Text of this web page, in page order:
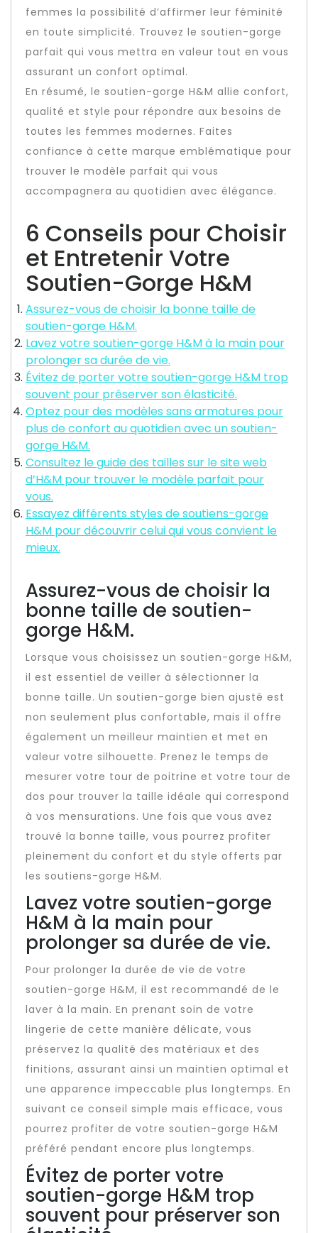
femmes la possibilité d’affirmer leur féminité
en toute simplicité. Trouvez le soutien-gorge
parfait qui vous mettra en valeur tout en vous
assurant un confort optimal.
En résumé, le soutien-gorge H&M allie confort,
qualité et style pour répondre aux besoins de
toutes les femmes modernes. Faites
confiance à cette marque emblématique pour
trouver le modèle parfait qui vous
accompagnera au quotidien avec élégance.
6 Conseils pour Choisir
et Entretenir Votre
Soutien-Gorge H&M
Assurez-vous de choisir la bonne taille de
soutien-gorge H&M.
Lavez votre soutien-gorge H&M à la main pour
prolonger sa durée de vie.
Évitez de porter votre soutien-gorge H&M trop
souvent pour préserver son élasticité.
Optez pour des modèles sans armatures pour
plus de confort au quotidien avec un soutien-
gorge H&M.
Consultez le guide des tailles sur le site web
d’H&M pour trouver le modèle parfait pour
vous.
Essayez différents styles de soutiens-gorge
H&M pour découvrir celui qui vous convient le
mieux.
Assurez-vous de choisir la
bonne taille de soutien-
gorge H&M.
Lorsque vous choisissez un soutien-gorge H&M,
il est essentiel de veiller à sélectionner la
bonne taille. Un soutien-gorge bien ajusté est
non seulement plus confortable, mais il offre
également un meilleur maintien et met en
valeur votre silhouette. Prenez le temps de
mesurer votre tour de poitrine et votre tour de
dos pour trouver la taille idéale qui correspond
à vos mensurations. Une fois que vous avez
trouvé la bonne taille, vous pourrez profiter
pleinement du confort et du style offerts par
les soutiens-gorge H&M.
Lavez votre soutien-gorge
H&M à la main pour
prolonger sa durée de vie.
Pour prolonger la durée de vie de votre
soutien-gorge H&M, il est recommandé de le
laver à la main. En prenant soin de votre
lingerie de cette manière délicate, vous
préservez la qualité des matériaux et des
finitions, assurant ainsi un maintien optimal et
une apparence impeccable plus longtemps. En
suivant ce conseil simple mais efficace, vous
pourrez profiter de votre soutien-gorge H&M
préféré pendant encore plus longtemps.
Évitez de porter votre
soutien-gorge H&M trop
souvent pour préserver son